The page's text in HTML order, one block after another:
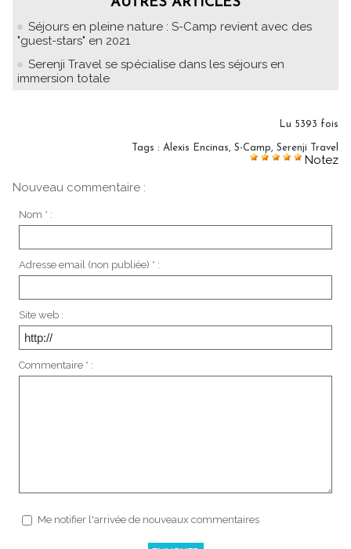
Séjours en pleine nature : S-Camp revient avec des
"guest-stars" en 2021
Serenji Travel se spécialise dans les séjours en
immersion totale
Lu 5393 fois
Tags : Alexis Encinas S-Camp Serenji Travel
Notez
Nouveau commentaire :
Nom * :
Adresse email (non publiée) * :
Site web :
Commentaire * :
Me notifier l'arrivée de nouveaux commentaires